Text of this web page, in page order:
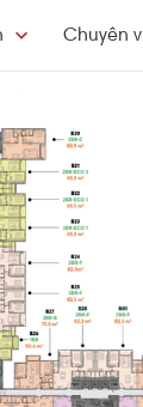
Chuyên